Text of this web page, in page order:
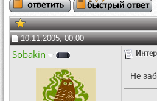
10.11.2005, 00:00
Sobakin
Не